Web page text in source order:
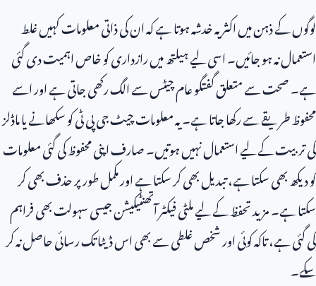
لوگوں کے ذہن میں اکثر یہ خدشہ ہوتا ہے کہ ان کی ذاتی معلومات کہیں غلط
استعمال نہ ہو جائیں۔ اسی لیے ہیلتھ میں رازداری کو خاص اہمیت دی گئی
ہے۔ صحت سے متعلق گفتگو عام چیٹس سے الگ رکھی جاتی ہے اور اسے
محفوظ طریقے سے رکھا جاتا ہے۔ یہ معلومات چیٹ جی پی ٹی کو سکھانے یا ماڈلز
کی تربیت کے لیے استعمال نہیں ہوتیں۔ صارف اپنی محفوظ کی گئی معلومات
کو دیکھ بھی سکتا ہے، تبدیل بھی کر سکتا ہے اور مکمل طور پر حذف بھی کر
سکتا ہے۔ مزید تحفظ کے لیے ملٹی فیکٹر آتھنٹیکیشن جیسی سہولت بھی فراہم
کی گئی ہے، تاکہ کوئی اور شخص غلطی سے بھی اس ڈیٹا تک رسائی حاصل نہ کر
سکے۔